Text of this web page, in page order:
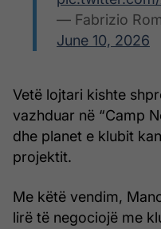
— Fabrizio
June 10, 2026
Vetë lojtari kishte
vazhduar në “Camp
dhe planet e klubit
projektit.
Me këtë vendim,
lirë të negociojë me